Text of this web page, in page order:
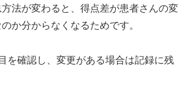
法が変わると、得点差が患者さんの変
か分からなくなるためです。
を確認し、変更がある場合は記録に残